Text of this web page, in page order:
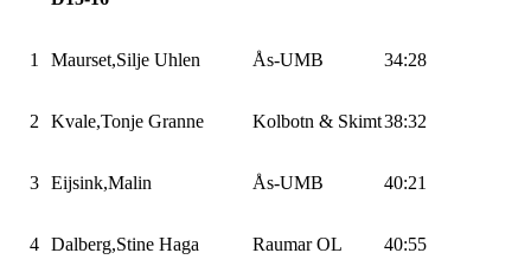
1 Maurset,Silje Uhlen Ås-UMB 34:28
2 Kvale,Tonje Granne Kolbotn & Skimt38:32
3 Eijsink,Malin Ås-UMB 40:21
4 Dalberg,Stine Haga Raumar OL 40:55